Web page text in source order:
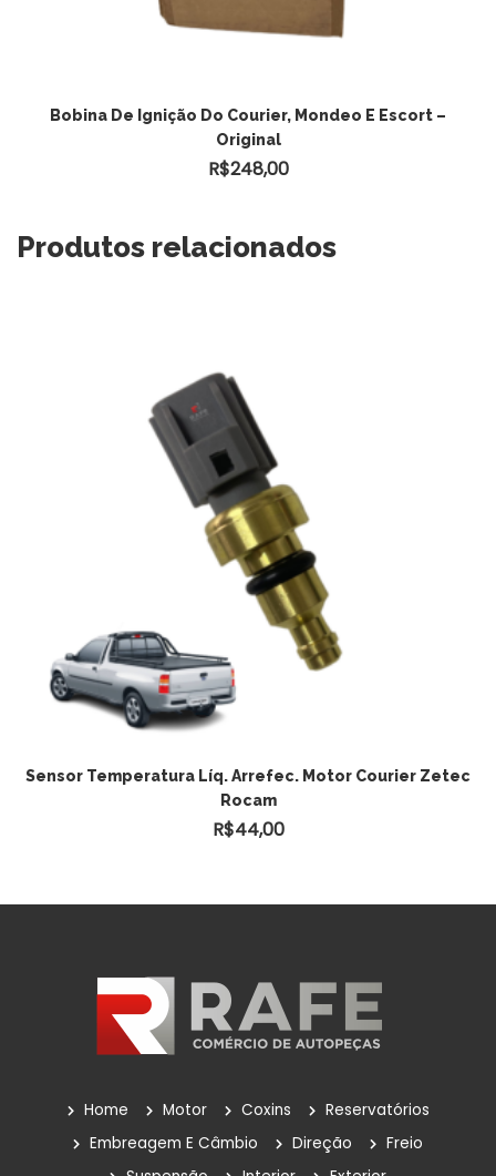
Bobina De Ignição Do Courier, Mondeo E Escort –
Original
R$248,00
Produtos relacionados
Sensor Temperatura Líq. Arrefec. Motor Courier Zetec
Rocam
R$44,00
Home Motor Coxins
Reservatórios
Embreagem E Câmbio
Direção
Freio